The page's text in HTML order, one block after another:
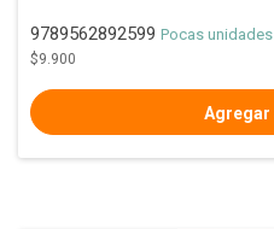
9789562892599 Pocas unidades
$9.900